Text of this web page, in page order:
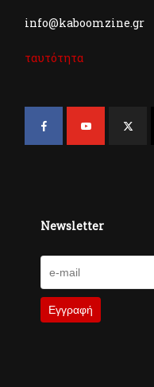
info@kaboomzine.gr
ταυτότητα
Newsletter